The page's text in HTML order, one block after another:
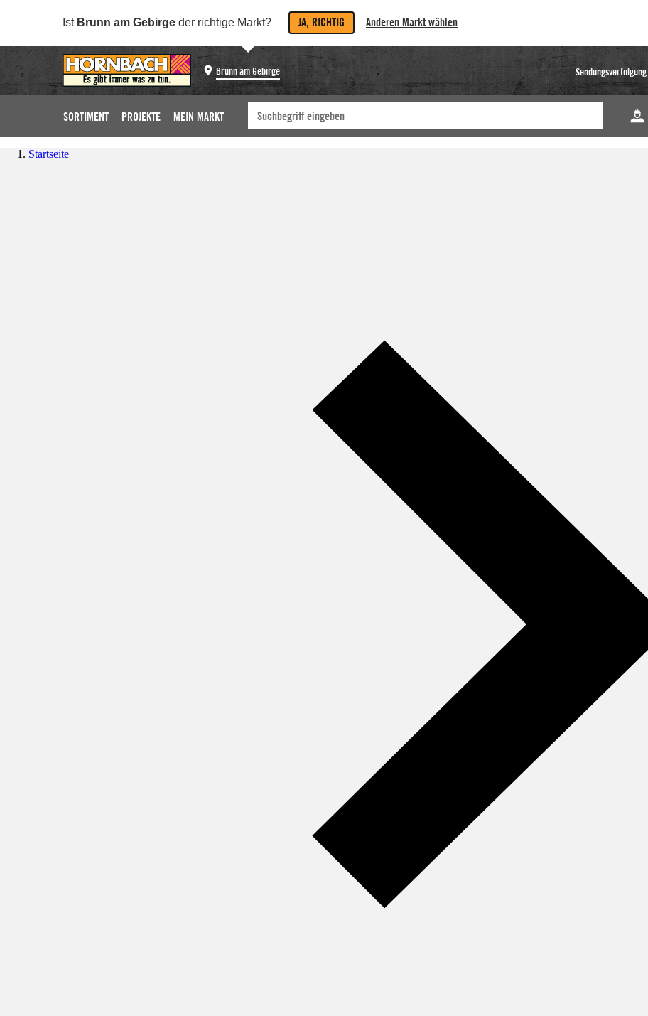
Ist Brunn am Gebirge der richtige Markt? JA, RICHTIG Anderen Markt wählen
Brunn am Gebirge Sendungsverfolgung
SORTIMENT PROJEKTE MEIN MARKT
Startseite